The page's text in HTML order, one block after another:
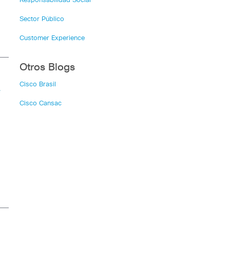
Sector Público
Customer Experience
Otros Blogs
Cisco Brasil
Cisco Cansac